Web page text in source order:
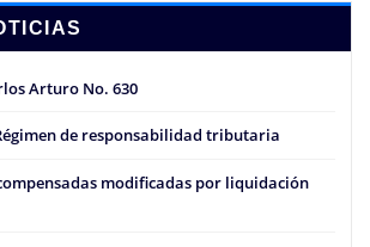
Arturo No. 630
de responsabilidad tributaria
modificadas por liquidación